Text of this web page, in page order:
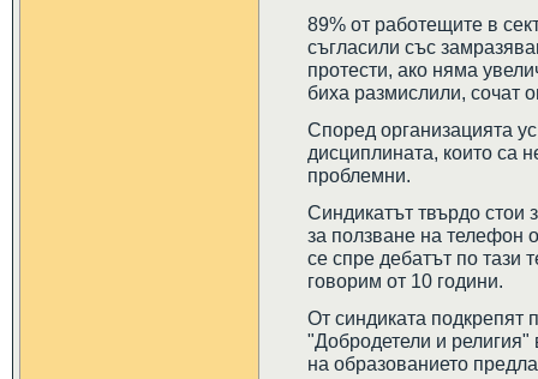
89% от работещите в
съгласили със
протести, ако няма
биха размислили, сочат
Според организацията
дисциплината, които са
проблемни.
Синдикатът твърдо стои
за ползване на телефон
се спре дебатът по тази
говорим от 10 години.
От синдиката подкрепят
"Добродетели и религия"
на образованието